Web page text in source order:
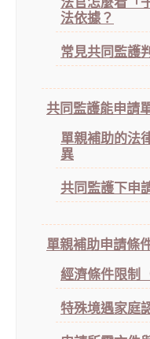
法依據？
常見共同監護
共同監護能申請
單親補助的法
異
共同監護下申
單親補助申請條
經濟條件限制
特殊境遇家庭